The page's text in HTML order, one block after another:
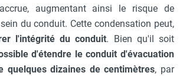
augmentant ainsi le risque de
du conduit. Cette condensation peut,
l'intégrité du conduit. Bien qu'il soit
d'étendre le conduit d'évacuation
quelques dizaines de centimètres, par